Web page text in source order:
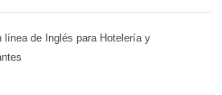
línea de Inglés para Hotelería y